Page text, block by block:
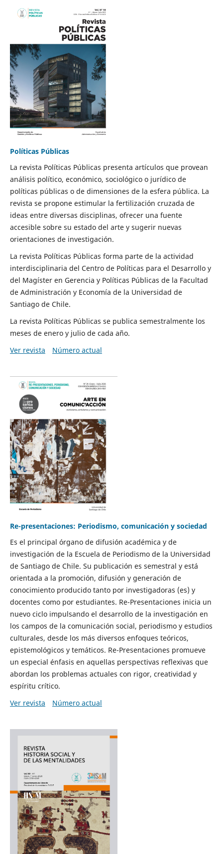
Políticas Públicas
La revista Políticas Públicas presenta artículos que provean
análisis político, económico, sociológico o jurídico de
políticas públicas o de dimensiones de la esfera pública. La
revista se propone estimular la fertilización cruzada de
ideas entre diversas disciplinas, ofrecer una fuente
accesible sobre su estado del arte y sugerir nuevas
orientaciones de investigación.
La revista Políticas Públicas forma parte de la actividad
interdisciplinaria del Centro de Políticas para el Desarrollo y
del Magíster en Gerencia y Políticas Públicas de la Facultad
de Administración y Economía de la Universidad de
Santiago de Chile.
La revista Políticas Públicas se publica semestralmente los
meses de enero y julio de cada año.
Ver revista
Número actual
Re-presentaciones: Periodismo, comunicación y sociedad
Es el principal órgano de difusión académica y de
investigación de la Escuela de Periodismo de la Universidad
de Santiago de Chile. Su publicación es semestral y está
orientada a la promoción, difusión y generación de
conocimiento producido tanto por investigadoras (es) y
docentes como por estudiantes. Re-Presentaciones inicia un
nuevo ciclo impulsando el desarrollo de la investigación en
los campos de la comunicación social, periodismo y estudios
culturales, desde los más diversos enfoques teóricos,
epistemológicos y temáticos. Re-Presentaciones promueve
un especial énfasis en aquellas perspectivas reflexivas que
abordan los problemas actuales con rigor, creatividad y
espíritu crítico.
Ver revista
Número actual